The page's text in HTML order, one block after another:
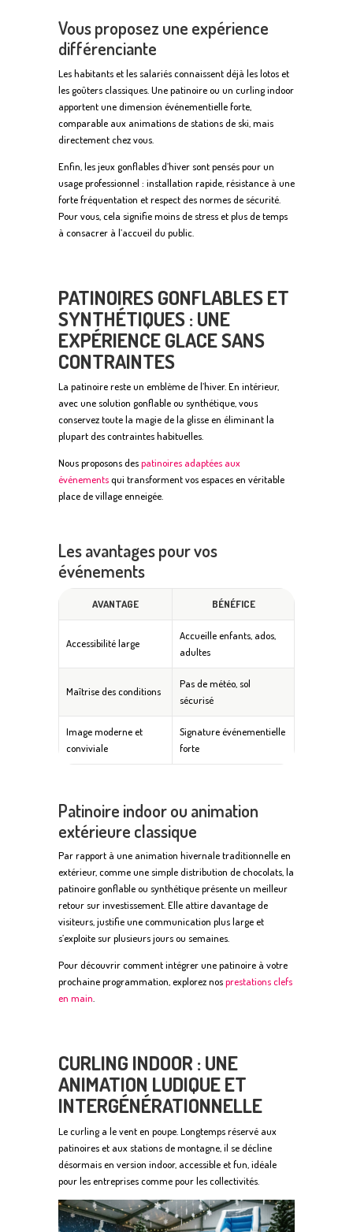
Vous proposez une expérience
différenciante
Les habitants et les salariés connaissent déjà les lotos et
les goûters classiques. Une patinoire ou un curling indoor
apportent une dimension événementielle forte,
comparable aux animations de stations de ski, mais
directement chez vous.
Enfin, les jeux gonflables d’hiver sont pensés pour un
usage professionnel : installation rapide, résistance à une
forte fréquentation et respect des normes de sécurité.
Pour vous, cela signifie moins de stress et plus de temps
à consacrer à l’accueil du public.
PATINOIRES GONFLABLES ET
SYNTHÉTIQUES : UNE
EXPÉRIENCE GLACE SANS
CONTRAINTES
La patinoire reste un emblème de l’hiver. En intérieur,
avec une solution gonflable ou synthétique, vous
conservez toute la magie de la glisse en éliminant la
plupart des contraintes habituelles.
Nous proposons despatinoires adaptées aux
événementsqui transforment vos espaces en véritable
place de village enneigée.
Les avantages pour vos
événements
AVANTAGE BÉNÉFICE
Accessibilité large
Accueille enfants, ados,
adultes
Maîtrise des conditions
Pas de météo, sol
sécurisé
Image moderne et
conviviale
Signature événementielle
forte
Patinoire indoor ou animation
extérieure classique
Par rapport à une animation hivernale traditionnelle en
extérieur, comme une simple distribution de chocolats, la
patinoire gonflable ou synthétique présente un meilleur
retour sur investissement. Elle attire davantage de
visiteurs, justifie une communication plus large et
s’exploite sur plusieurs jours ou semaines.
Pour découvrir comment intégrer une patinoire à votre
prochaine programmation, explorez nosprestations clefs
en main.
CURLING INDOOR : UNE
ANIMATION LUDIQUE ET
INTERGÉNÉRATIONNELLE
Le curling a le vent en poupe. Longtemps réservé aux
patinoires et aux stations de montagne, il se décline
désormais en version indoor, accessible et fun, idéale
pour les entreprises comme pour les collectivités.